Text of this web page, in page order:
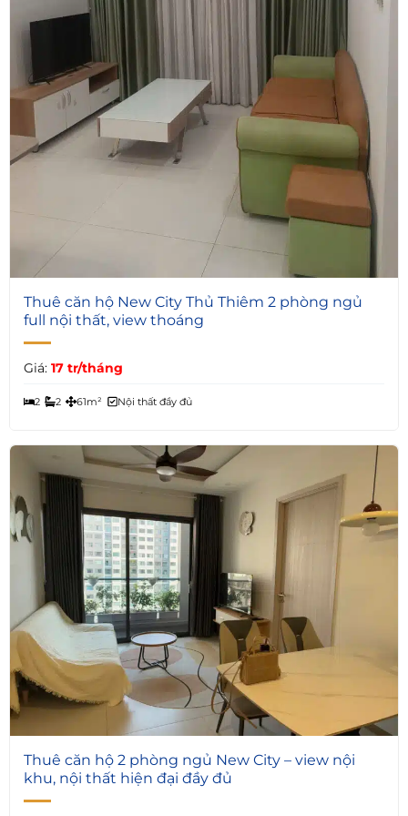
6
Thuê căn hộ New City Thủ Thiêm 2 phòng ngủ
full nội thất, view thoáng
Giá: 17 tr/tháng
2 2 61m² Nội thất đầy đủ
5
Thuê căn hộ 2 phòng ngủ New City – view nội
khu, nội thất hiện đại đầy đủ